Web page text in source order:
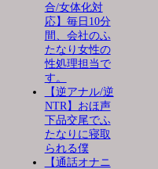
合/女体化対
応】毎日10分
間、会社のふ
たなり女性の
性処理担当で
す。
【逆アナル/逆
NTR】おほ声
下品交尾でふ
たなりに寝取
られる僕
【通話オナニ